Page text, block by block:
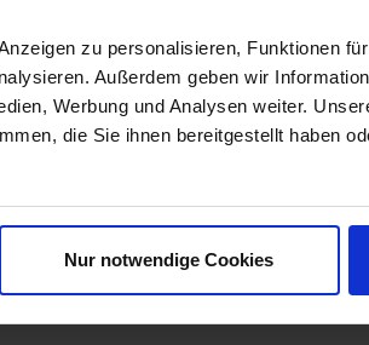
zu personalisieren, Funktionen
Außerdem geben wir
Werbung und Analysen weiter.
die Sie ihnen bereitgestellt haben
Nur notwendige Cookies
Spezial-Wandmanschette zum
Mit der Sopro AEB WC
die Rohrdurchdringung
gleichzeitig abdichten.
DE 20 2018 105 575 geschützt
mit einer Dichtmanschette